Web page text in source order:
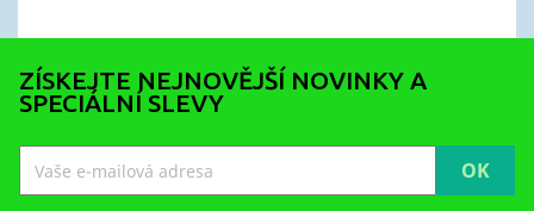
ZÍSKEJTE NEJNOVĚJŠÍ NOVINKY A
SPECIÁLNÍ SLEVY